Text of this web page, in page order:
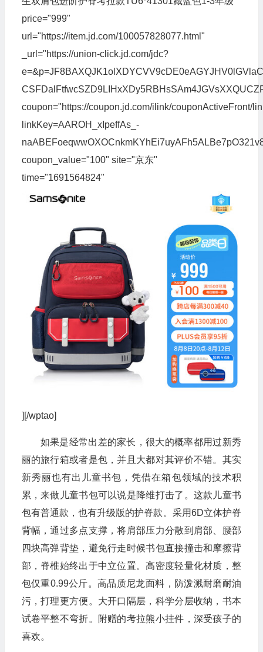
price="999"
url="https://item.jd.com/100057828077.html"
_url="https://union-click.jd.com/jdc?
coupon="https://coupon.jd.com/ilink/couponActiveFront/
linkKey=AAROH_xIpeffAs_-
coupon_value="100" site="京东"
time="1691564824"
][/wptao]
如果是经常出差的家长，很大的概率都用过新秀
丽的旅行箱或者是包，并且大都对其评价不错。其实
新秀丽也有出儿童书包，凭借在箱包领域的技术积
累，来做儿童书包可以说是降维打击了。这款儿童书
包有普通款，也有升级版的护脊款。采用6D立体护脊
背幅，通过多点支撑，将肩部压力分散到肩部、腰部
四块高弹背垫，避免行走时候书包直接撞击和摩擦背
部，脊椎始终出于中立位置。高密度轻量化材质，整
包仅重0.99公斤。高品质尼龙面料，防泼溅耐磨耐油
污，打理更方便。大开口隔层，科学分层收纳，书本
试卷平整不弯折。附赠的考拉熊小挂件，深受孩子的
喜欢。